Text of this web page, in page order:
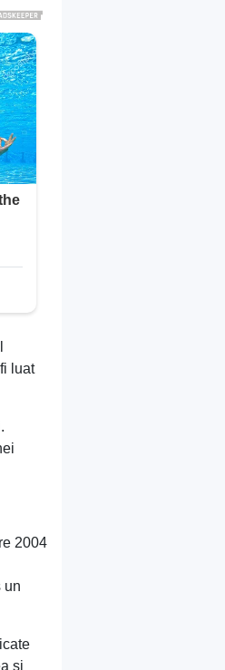
luat
2004
un
și